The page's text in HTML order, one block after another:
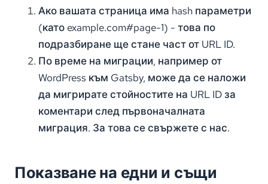
Ако вашата страница има hash параметри
(като example.com#page-1) - това по
подразбиране ще стане част от URL ID.
По време на миграции, например от
WordPress към Gatsby, може да се наложи
да мигрирате стойностите на URL ID за
коментари след първоначалната
миграция. За това се свържете с нас.
Показване на едни и същи